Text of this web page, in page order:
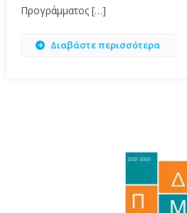
Προγράμματος […]
Διαβάστε περισσότερα